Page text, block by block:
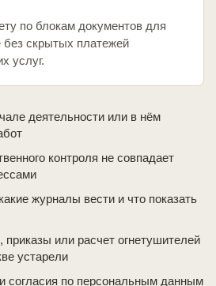
по блокам документов для
без скрытых платежей
услуг.
деятельности или в нём
контроля не совпадает
журналы вести и что показать
приказы или расчет огнетушителей
устарели
согласия по персональным данным